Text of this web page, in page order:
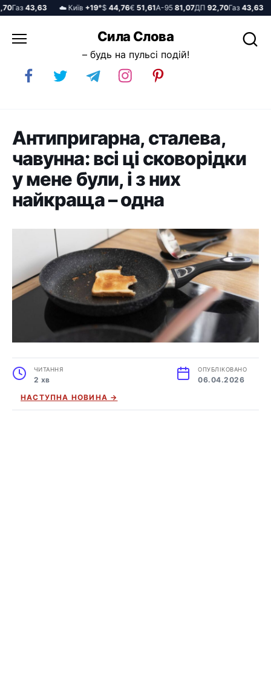
Газ43,63 ☁️ Київ+19°$44,76€51,61А-9581,07ДП92,70Газ43,63
до
Сила Слова
– будь на пульсі подій!
Антипригарна, сталева,
чавунна: всі ці сковорідки
у мене були, і з них
найкраща – одна
ЧИТАННЯ
2 хв
ОПУБЛІКОВАНО
06.04.2026
НАСТУПНА НОВИНА →